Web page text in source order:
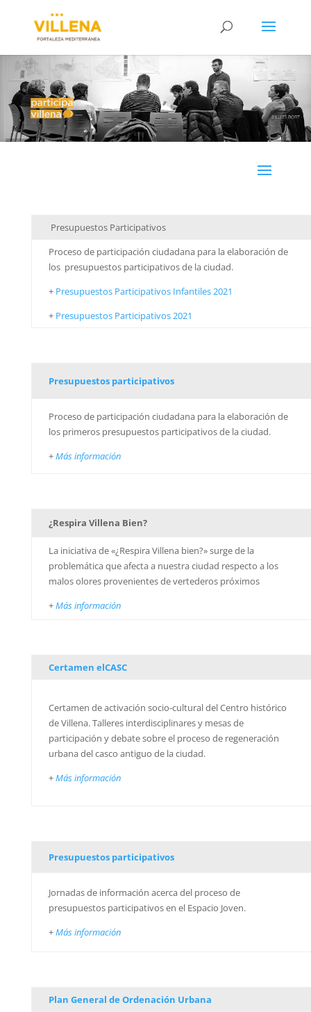
Presupuestos Participativos
Proceso de participación ciudadana para la elaboración de
los presupuestos participativos de la ciudad.
+ Presupuestos Participativos Infantiles 2021
+ Presupuestos Participativos 2021
Presupuestos participativos
Proceso de participación ciudadana para la elaboración de
los primeros presupuestos participativos de la ciudad.
+Más información
¿Respira Villena Bien?
La iniciativa de «¿Respira Villena bien?» surge de la
problemática que afecta a nuestra ciudad respecto a los
malos olores provenientes de vertederos próximos
+Más información
Certamen elCASC
Certamen de activación socio-cultural del Centro histórico
de Villena. Talleres interdisciplinares y mesas de
participación y debate sobre el proceso de regeneración
urbana del casco antiguo de la ciudad.
+Más información
Presupuestos participativos
Jornadas de información acerca del proceso de
presupuestos participativos en el Espacio Joven.
+Más información
Plan General de Ordenación Urbana